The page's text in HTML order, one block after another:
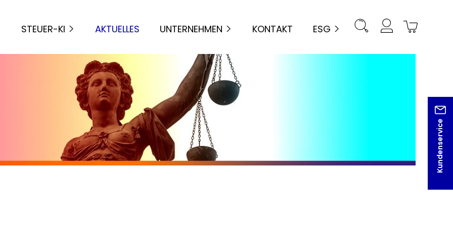
STEUER-KI AKTUELLES UNTERNEHMEN KONTAKT ESG
Kundenservice